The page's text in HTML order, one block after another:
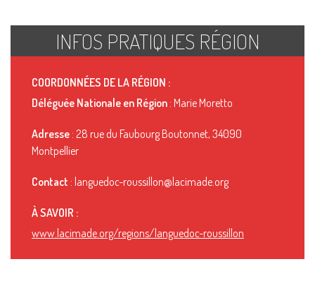
INFOS PRATIQUES RÉGION
COORDONNÉES DE LA RÉGION :
Déléguée Nationale en Région : Marie Moretto
Adresse : 28 rue du Faubourg Boutonnet, 34090
Montpellier
Contact : languedoc-roussillon@lacimade.org
À SAVOIR :
www.lacimade.org/regions/languedoc-roussillon